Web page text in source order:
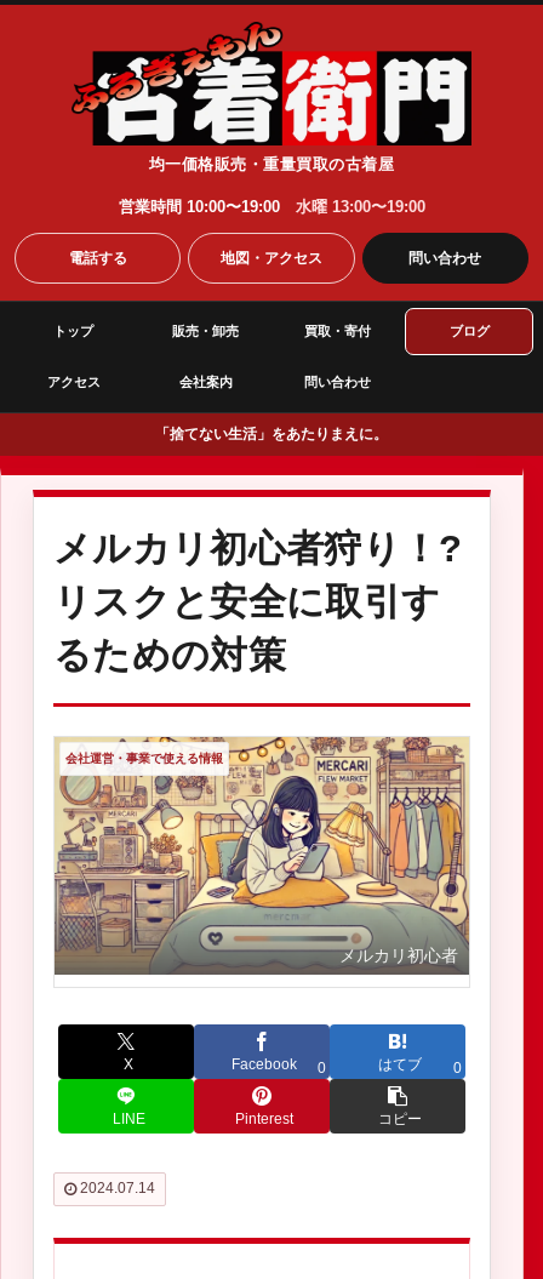
均一価格販売・重量買取の古着屋
営業時間 10:00〜19:00 水曜 13:00〜19:00
電話する 地図・アクセス 問い合わせ
トップ 販売・卸売 買取・寄付 ブログ
アクセス 会社案内 問い合わせ
「捨てない生活」をあたりまえに。
メルカリ初心者狩り！?
リスクと安全に取引す
るための対策
会社運営・事業で使える情報
メルカリ初心者
X Facebook 0 はてブ 0
LINE Pinterest コピー
2024.07.14